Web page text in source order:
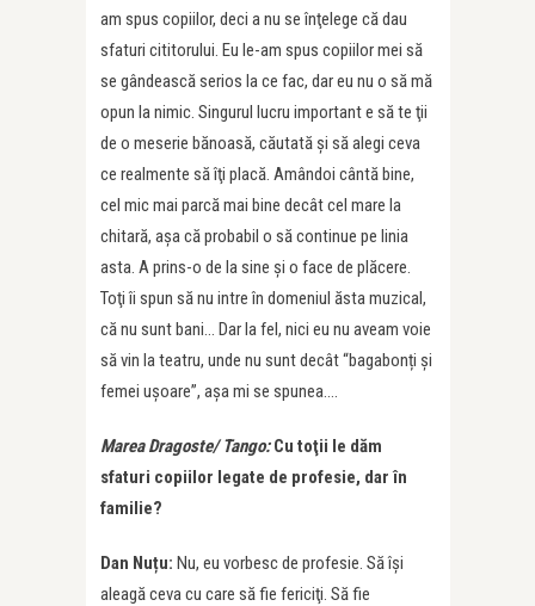
am spus copiilor, deci a nu se înţelege că dau
sfaturi cititorului. Eu le-am spus copiilor mei să
se gândească serios la ce fac, dar eu nu o să mă
opun la nimic. Singurul lucru important e să te ţii
de o meserie bănoasă, căutată şi să alegi ceva
ce realmente să îţi placă. Amândoi cântă bine,
cel mic mai parcă mai bine decât cel mare la
chitară, aşa că probabil o să continue pe linia
asta. A prins-o de la sine şi o face de plăcere.
Toţi îi spun să nu intre în domeniul ăsta muzical,
că nu sunt bani… Dar la fel, nici eu nu aveam voie
să vin la teatru, unde nu sunt decât “bagabonți şi
femei uşoare”, așa mi se spunea….
Marea Dragoste/ Tango:Cu toţii le dăm
sfaturi copiilor legate de profesie, dar în
familie?
Dan Nuțu: Nu, eu vorbesc de profesie. Să îşi
aleagă ceva cu care să fie fericiţi. Să fie